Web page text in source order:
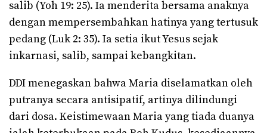
salib (Yoh 19: 25). Ia menderita bersama anaknya
dengan mempersembahkan hatinya yang tertusuk
pedang (Luk 2: 35). Ia setia ikut Yesus sejak
inkarnasi, salib, sampai kebangkitan.
DDI menegaskan bahwa Maria diselamatkan oleh
putranya secara antisipatif, artinya dilindungi
dari dosa. Keistimewaan Maria yang tiada duanya